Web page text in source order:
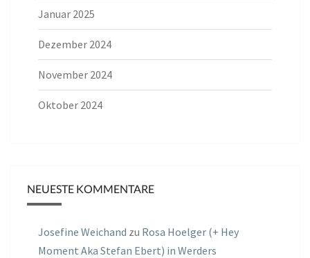
Januar 2025
Dezember 2024
November 2024
Oktober 2024
NEUESTE KOMMENTARE
Josefine Weichand zu Rosa Hoelger (+ Hey
Moment Aka Stefan Ebert) in Werders